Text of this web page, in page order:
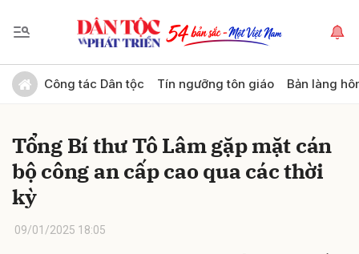
Công tác Dân tộc Tín ngưỡng tôn giáo Bản làng
Tổng Bí thư Tô Lâm gặp mặt cán
bộ công an cấp cao qua các thời
kỳ
09/01/2025 18:05
Gửi bình luận